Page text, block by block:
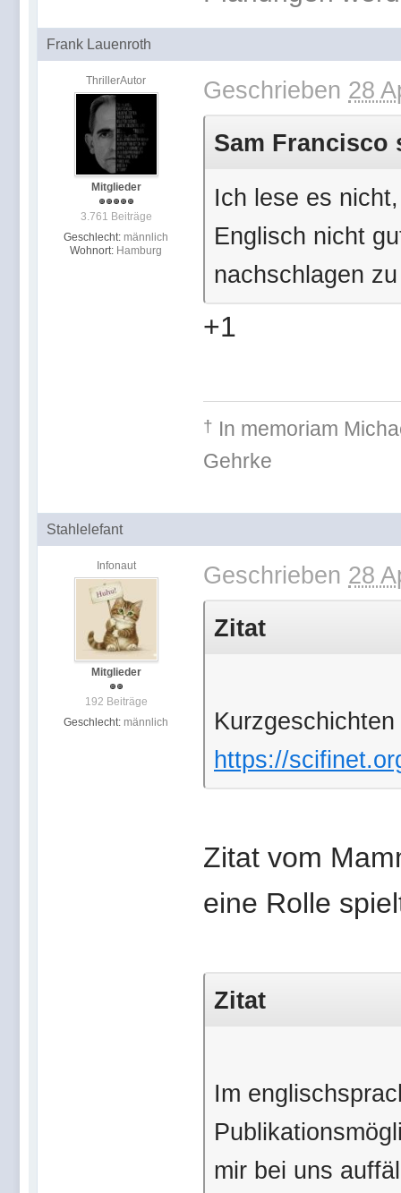
Frank Lauenroth
ThrillerAutor
Mitglieder
3.761 Beiträge
Geschlecht: männlich
Wohnort: Hamburg
Geschrieben 28
Sam Francisco
Ich lese es
Englisch nicht
nachschlagen
+1
† In memoriam
Stahlelefant
Infonaut
Mitglieder
192 Beiträge
Geschlecht: männlich
Geschrieben 28
Zitat
https://
Zitat vom
eine Rolle
Zitat
Im
mir bei uns